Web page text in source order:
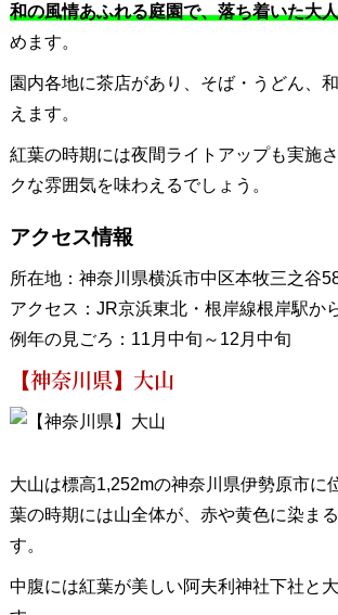
和の風情あふれる庭園で、落ち着いた大
めます。
園内各地に茶店があり、そば・うどん、
えます。
紅葉の時期には夜間ライトアップも実施
クな雰囲気を味わえるでしょう。
アクセス情報
所在地：神奈川県横浜市中区本牧三之谷
アクセス：JR京浜東北・根岸線根岸駅か
例年の見ごろ：11月中旬～12月中旬
【神奈川県】大山
大山は標高1,252mの神奈川県伊勢原市に
葉の時期には山全体が、赤や黄色に染ま
す。
中腹には紅葉が美しい阿夫利神社下社と